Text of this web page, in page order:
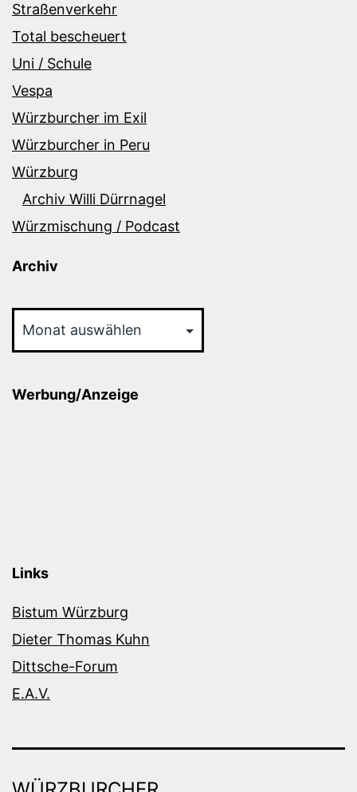
Straßenverkehr
Total bescheuert
Uni / Schule
Vespa
Würzburcher im Exil
Würzburcher in Peru
Würzburg
Archiv Willi Dürrnagel
Würzmischung / Podcast
Archiv
Werbung/Anzeige
Links
Bistum Würzburg
Dieter Thomas Kuhn
Dittsche-Forum
E.A.V.